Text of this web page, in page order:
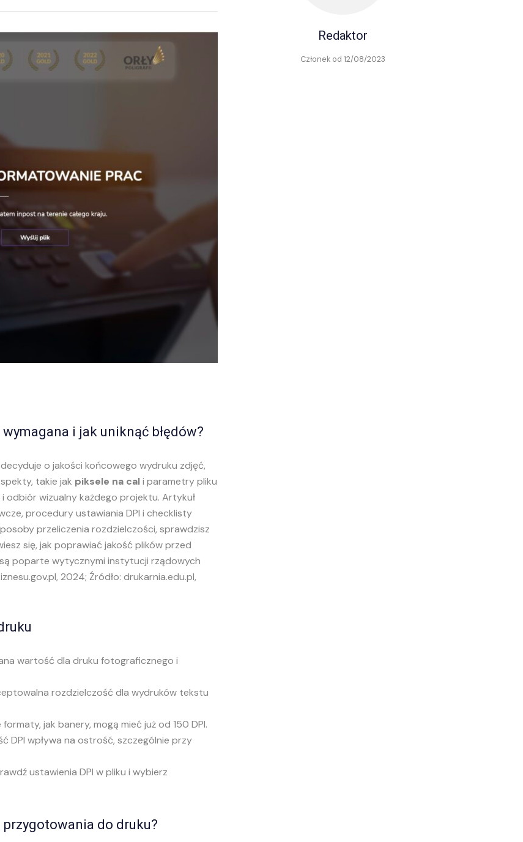
i jak uniknąć błędów?
decyduje o jakości końcowego wydruku zdjęć,
takie jak piksele na cali parametry pliku
odbiór wizualny każdego projektu. Artykuł
procedury ustawiania DPI i checklisty
przeliczenia rozdzielczości, sprawdzisz
się, jak poprawiać jakość plików przed
poparte wytycznymi instytucji rządowych
2024; Źródło: drukarnia.edu.pl,
wartość dla druku fotograficznego i
rozdzielczość dla wydruków tekstu
jak banery, mogą mieć już od 150 DPI.
DPI wpływa na ostrość, szczególnie przy
ustawienia DPI w pliku i wybierz
do druku?
Redaktor
Członek od 12/08/2023